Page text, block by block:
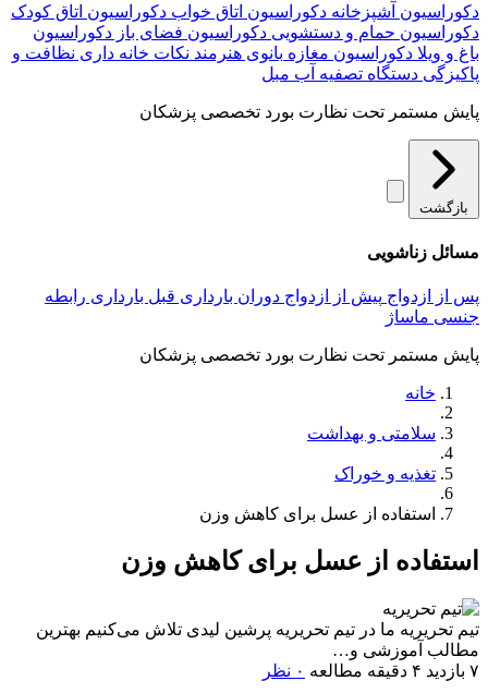
دکوراسیون آشپزخانه دکوراسیون اتاق خواب دکوراسیون اتاق کودک
دکوراسیون حمام و دستشویی دکوراسیون فضای باز دکوراسیون
باغ و ویلا دکوراسیون مغازه بانوی هنرمند نکات خانه داری نظافت و
پاکیزگی دستگاه تصفیه آب مبل
پایش مستمر تحت نظارت بورد تخصصی پزشکان
بازگشت
مسائل زناشویی
پس از ازدواج پیش از ازدواج دوران بارداری قبل بارداری رابطه
جنسی ماساژ
پایش مستمر تحت نظارت بورد تخصصی پزشکان
خانه
سلامتی و بهداشت
تغذیه و خوراک
استفاده از عسل برای کاهش وزن
استفاده از عسل برای کاهش وزن
تیم تحریریه ما در تیم تحریریه پرشین لیدی تلاش می‌کنیم بهترین
مطالب آموزشی و…
۷ بازدید
۴ دقیقه مطالعه ۰ نظر